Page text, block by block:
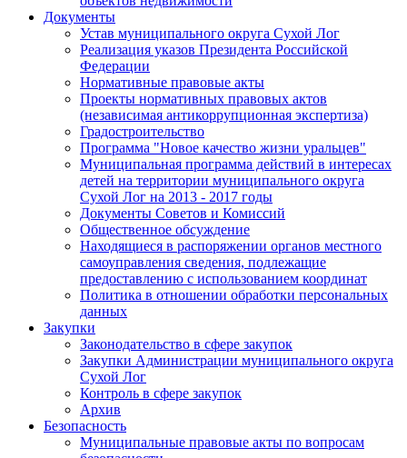
Документы
Устав муниципального округа Сухой Лог
Реализация указов Президента Российской
Федерации
Нормативные правовые акты
Проекты нормативных правовых актов
(независимая антикоррупционная экспертиза)
Градостроительство
Программа "Новое качество жизни уральцев"
Муниципальная программа действий в интересах
детей на территории муниципального округа
Сухой Лог на 2013 - 2017 годы
Документы Советов и Комиссий
Общественное обсуждение
Находящиеся в распоряжении органов местного
самоуправления сведения, подлежащие
предоставлению с использованием координат
Политика в отношении обработки персональных
данных
Закупки
Законодательство в сфере закупок
Закупки Администрации муниципального округа
Сухой Лог
Контроль в сфере закупок
Архив
Безопасность
Муниципальные правовые акты по вопросам